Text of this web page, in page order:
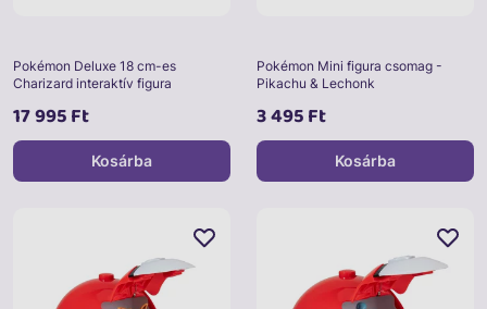
Pokémon Deluxe 18 cm-es
Charizard interaktív figura
17 995 Ft
Kosárba
Pokémon Mini figura csomag -
Pikachu & Lechonk
3 495 Ft
Kosárba